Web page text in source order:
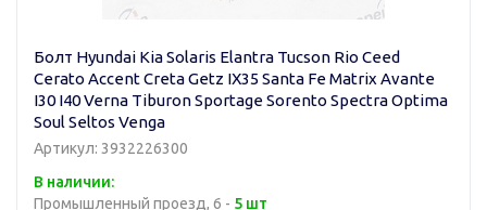
Болт Hyundai Kia Solaris Elantra Tucson Rio Ceed
Cerato Accent Creta Getz IX35 Santa Fe Matrix Avante
I30 I40 Verna Tiburon Sportage Sorento Spectra Optima
Soul Seltos Venga
Артикул: 3932226300
В наличии:
Промышленный проезд, 6 - 5 шт